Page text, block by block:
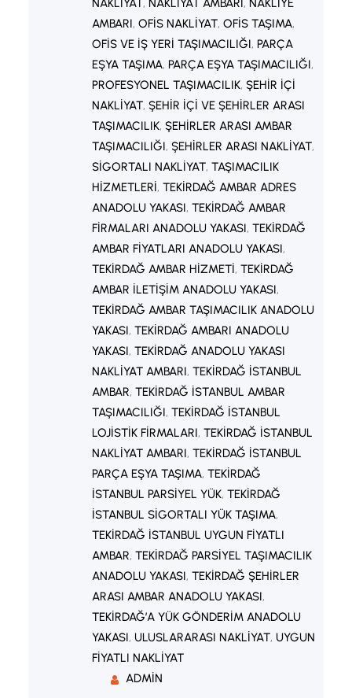
AMBARI, OFIS NAKLIYAT, OFIS TAŞIMA
OFIS VE IŞ YERI TAŞIMACILIĞI, PARÇA
EŞYA TAŞIMA, PARÇA EŞYA TAŞIMACILIĞI
PROFESYONEL TAŞIMACILIK, ŞEHIR IÇI
NAKLIYAT, ŞEHIR IÇI VE ŞEHIRLER ARASI
TAŞIMACILIK, ŞEHIRLER ARASI AMBAR
TAŞIMACILIĞI, ŞEHIRLER ARASI NAKLIYAT
SIGORTALI NAKLIYAT, TAŞIMACILIK
HIZMETLERI, TEKIRDAĞ AMBAR ADRES
ANADOLU YAKASI, TEKIRDAĞ AMBAR
FIRMALARI ANADOLU YAKASI, TEKIRDAĞ
AMBAR FIYATLARI ANADOLU YAKASI
TEKIRDAĞ AMBAR HIZMETI, TEKIRDAĞ
AMBAR ILETIŞIM ANADOLU YAKASI
TEKIRDAĞ AMBAR TAŞIMACILIK ANADOLU
YAKASI, TEKIRDAĞ AMBARI ANADOLU
YAKASI, TEKIRDAĞ ANADOLU YAKASI
NAKLIYAT AMBARI, TEKIRDAĞ İSTANBUL
AMBAR, TEKIRDAĞ İSTANBUL AMBAR
TAŞIMACILIĞI, TEKIRDAĞ İSTANBUL
LOJISTIK FIRMALARI, TEKIRDAĞ İSTANBUL
NAKLIYAT AMBARI, TEKIRDAĞ İSTANBUL
PARÇA EŞYA TAŞIMA, TEKIRDAĞ
İSTANBUL PARSIYEL YÜK, TEKIRDAĞ
İSTANBUL SIGORTALI YÜK TAŞIMA
TEKIRDAĞ İSTANBUL UYGUN FIYATLI
AMBAR, TEKIRDAĞ PARSIYEL TAŞIMACILIK
ANADOLU YAKASI, TEKIRDAĞ ŞEHIRLER
ARASI AMBAR ANADOLU YAKASI
TEKIRDAĞ’A YÜK GÖNDERIM ANADOLU
YAKASI, ULUSLARARASI NAKLIYAT, UYGUN
FIYATLI NAKLIYAT
ADMIN